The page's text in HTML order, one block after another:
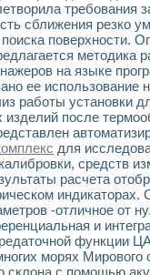
программный
возможности
технологий
модификаций
стенд для исследования
система поддержки
дисциплин
стенд для
практикумы по
измеритель
практикум по
виртуальной
практикумы по
внедрения в рамках
эффективности
требования
сближения резко
поверхности.
методика
на языке
ее использование
работы установки
изделий после
для
средств
расчета
индикаторах.
-отличное от
и
функции
морях Мирового